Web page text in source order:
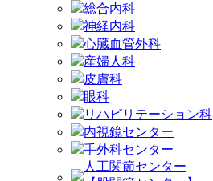
総合内科
神経内科
心臓血管外科
産婦人科
皮膚科
眼科
リハビリテーション科
内視鏡センター
手外科センター
人工関節センター